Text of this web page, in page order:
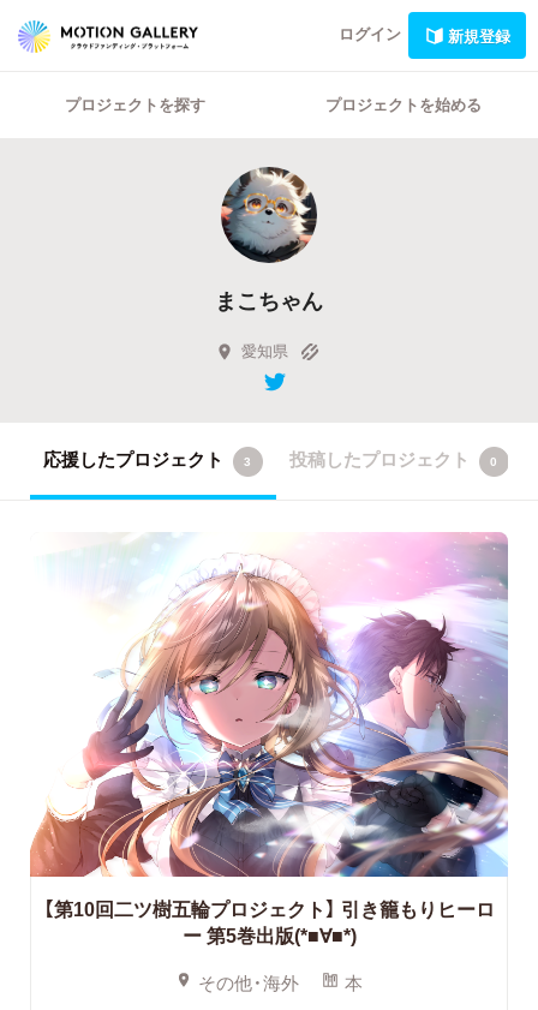
ログイン 新規登録
プロジェクトを探す プロジェクトを始める
まこちゃん
愛知県
応援したプロジェクト 3 投稿したプロジェクト 0
【第10回二ツ樹五輪プロジェクト】 引き籠もりヒーロ
ー 第5巻出版(*■∀■*)
その他・海外 本